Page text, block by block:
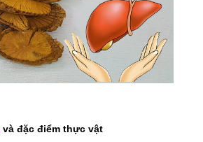
và đặc điểm thực vật